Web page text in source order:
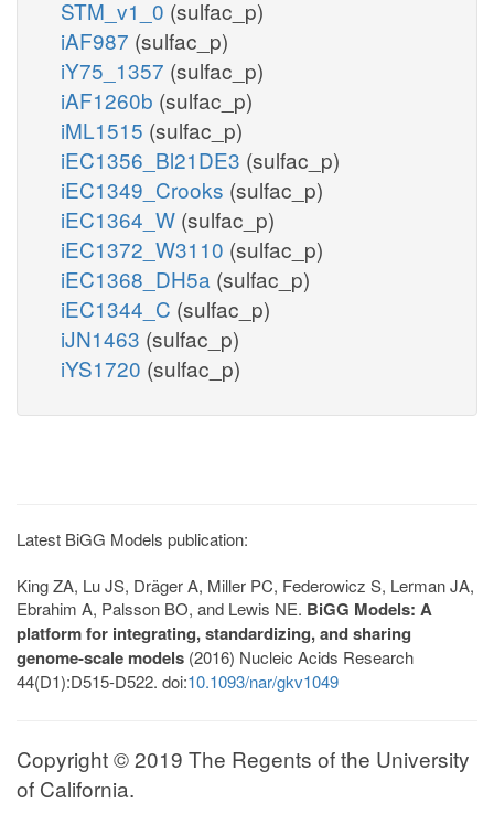
STM_v1_0 (sulfac_p)
iAF987 (sulfac_p)
iY75_1357 (sulfac_p)
iAF1260b (sulfac_p)
iML1515 (sulfac_p)
iEC1356_Bl21DE3 (sulfac_p)
iEC1349_Crooks (sulfac_p)
iEC1364_W (sulfac_p)
iEC1372_W3110 (sulfac_p)
iEC1368_DH5a (sulfac_p)
iEC1344_C (sulfac_p)
iJN1463 (sulfac_p)
iYS1720 (sulfac_p)
Latest BiGG Models publication:
King ZA, Lu JS, Dräger A, Miller PC, Federowicz S, Lerman JA,
Ebrahim A, Palsson BO, and Lewis NE. BiGG Models: A
platform for integrating, standardizing, and sharing
genome-scale models (2016) Nucleic Acids Research
44(D1):D515-D522. doi:10.1093/nar/gkv1049
Copyright © 2019 The Regents of the University
of California.